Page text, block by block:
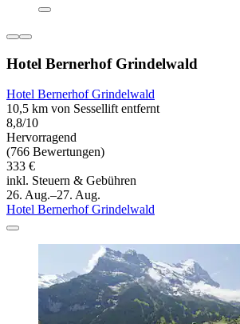
Hotel Bernerhof Grindelwald
Hotel Bernerhof Grindelwald
10,5 km von Sessellift entfernt
8,8/10
Hervorragend
(766 Bewertungen)
333 €
inkl. Steuern & Gebühren
26. Aug.–27. Aug.
Hotel Bernerhof Grindelwald